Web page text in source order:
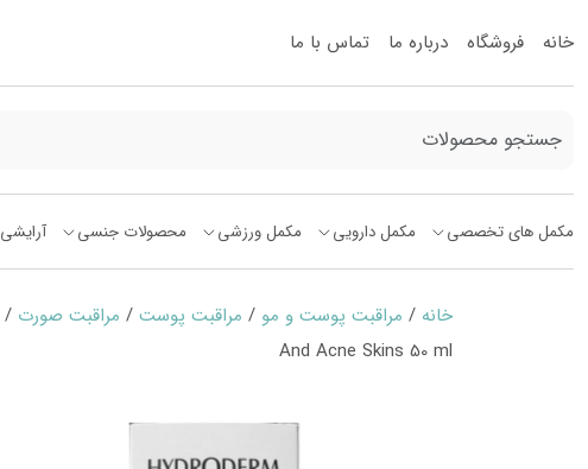
خانه فروشگاه درباره ما تماس با ما
مکمل های تخصصی مکمل دارویی مکمل ورزشی محصولات جنسی آرایشی
خانه / مراقبت پوست و مو / مراقبت پوست / مراقبت صورت /
And Acne Skins 50 ml